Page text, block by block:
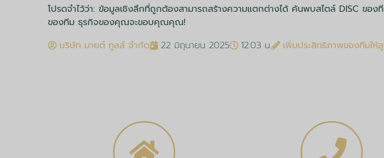
โปรดจำไว้ว่า: ข้อมูลเชิงลึกที่ถูกต้องสามารถสร้างความแตกต่างได้ ค้นพบสไตล์ DISC ขอ
ของทีม ธุรกิจของคุณจะขอบคุณคุณ!
บริษัท มายด์ ทูลส์ จำกัด
22 มิถุนายน 2025 12:03 น. เพิ่มประสิทธิภาพของทีมให้